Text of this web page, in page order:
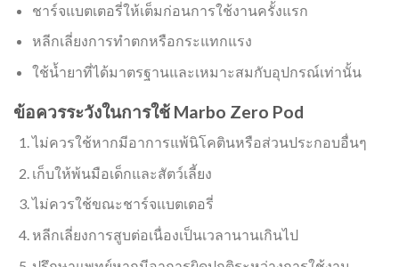
ชาร์จแบตเตอรี่ให้เต็มก่อนการใช้งานครั้งแรก
หลีกเลี่ยงการทำตกหรือกระแทกแรง
ใช้น้ำยาที่ได้มาตรฐานและเหมาะสมกับอุปกรณ์เท่านั้น
ข้อควรระวังในการใช้ Marbo Zero Pod
ไม่ควรใช้หากมีอาการแพ้นิโคตินหรือส่วนประกอบอื่นๆ
เก็บให้พ้นมือเด็กและสัตว์เลี้ยง
ไม่ควรใช้ขณะชาร์จแบตเตอรี่
หลีกเลี่ยงการสูบต่อเนื่องเป็นเวลานานเกินไป